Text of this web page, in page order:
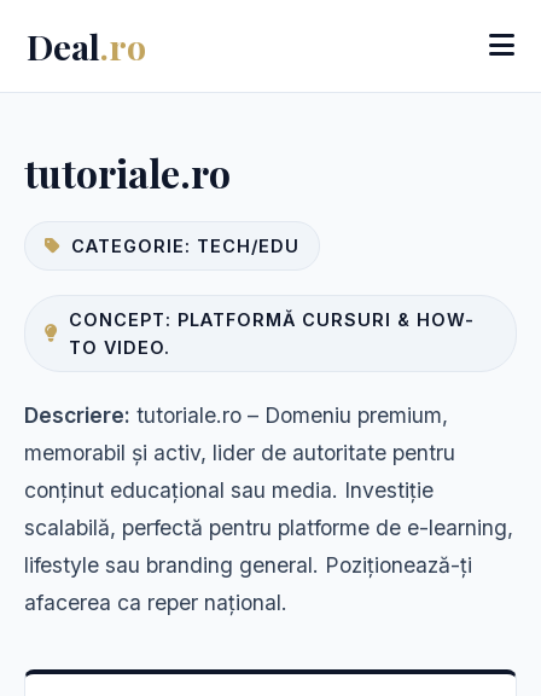
Deal.ro
tutoriale.ro
CATEGORIE: TECH/EDU
CONCEPT: PLATFORMĂ CURSURI & HOW-
TO VIDEO.
Descriere: tutoriale.ro – Domeniu premium,
memorabil și activ, lider de autoritate pentru
conținut educațional sau media. Investiție
scalabilă, perfectă pentru platforme de e-learning,
lifestyle sau branding general. Poziționează-ți
afacerea ca reper național.